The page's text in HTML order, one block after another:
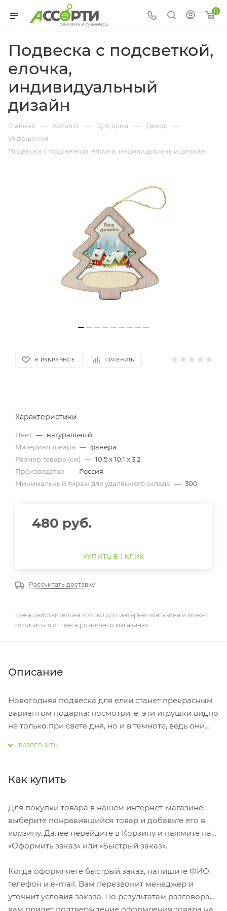
0
Подвеска с подсветкой,
елочка,
индивидуальный
дизайн
Главная — Каталог — Для дома — Декор —
Украшения —
Подвеска с подсветкой, елочка, индивидуальный дизайн
В ИЗБРАННОЕ СРАВНИТЬ
Характеристики
Цвет — натуральный
Материал товара — фанера
Размер товара (см) — 10,5 х 10,1 х 3,2
Производство — Россия
Минимальный тираж для удалённого склада — 300
480 руб.
КУПИТЬ В 1 КЛИК
Рассчитать доставку
Цена действительна только для интернет-магазина и может
отличаться от цен в розничных магазинах
Описание
Новогодняя подвеска для елки станет прекрасным
вариантом подарка: посмотрите, эти игрушки видно
не только при свете дня, но и в темноте, ведь они
Станет прекрасным вариантом для подарка,
Как купить
Для покупки товара в нашем интернет-магазине
выберите понравившийся товар и добавьте его в
корзину. Далее перейдите в Корзину и нажмите на
«Оформить заказ» или «Быстрый заказ».
Когда оформляете быстрый заказ, напишите ФИО,
телефон и e-mail. Вам перезвонит менеджер и
уточнит условия заказа. По результатам разговора